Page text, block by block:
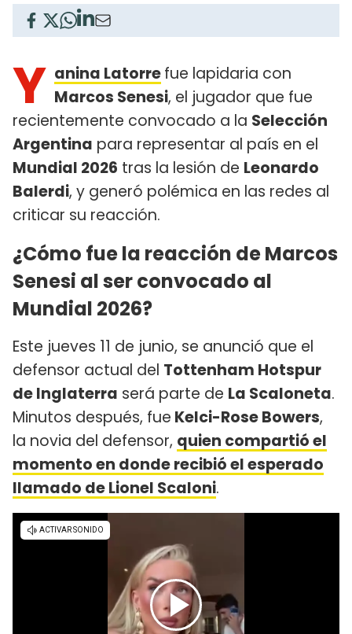
Y anina Latorrefue lapidaria con
Marcos Senesi, el jugador que fue
recientemente convocado a la Selección
Argentina para representar al país en el
Mundial 2026 tras la lesión de Leonardo
Balerdi, y generó polémica en las redes al
criticar su reacción.
¿Cómo fue la reacción de Marcos
Senesi al ser convocado al
Mundial 2026?
Este jueves 11 de junio, se anunció que el
defensor actual del Tottenham Hotspur
de Inglaterra será parte de La Scaloneta.
Minutos después, fue Kelci-Rose Bowers,
la novia del defensor, quien compartió el
momento en donde recibió el esperado
llamado de Lionel Scaloni.